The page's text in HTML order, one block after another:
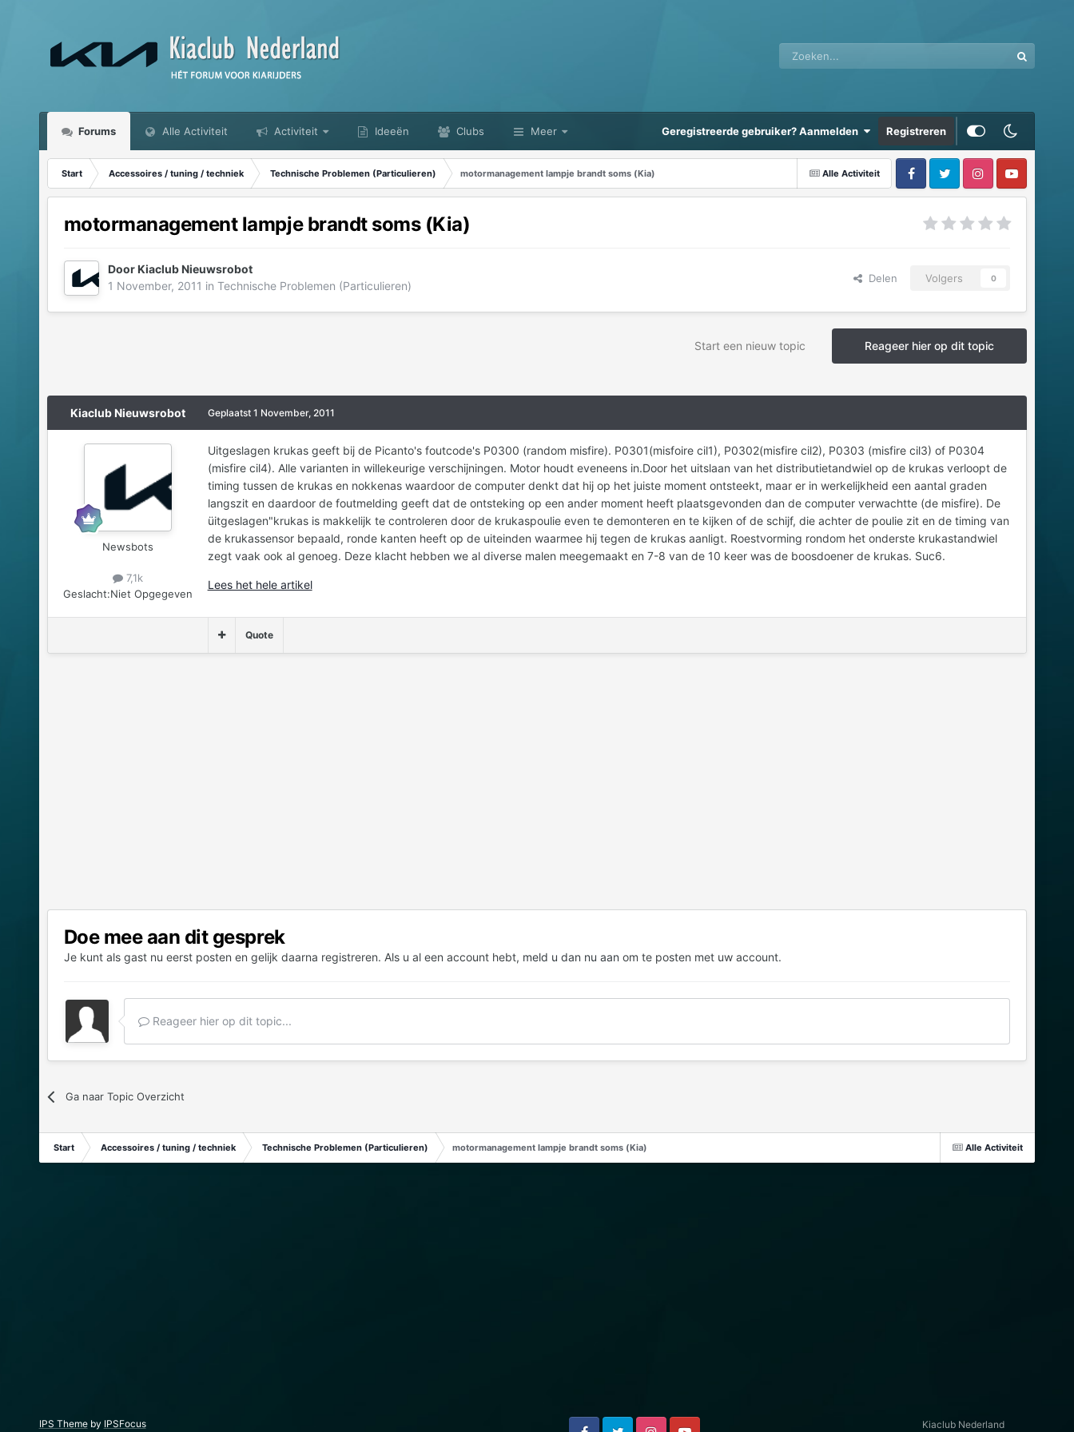
Forums Alle Activiteit Activiteit Ideeën Clubs Meer Geregistreerde gebruiker? Aanmelden Registreren
Alle Activiteit
Start Accessoires / tuning / techniek Technische Problemen (Particulieren) motormanagement lampje brandt soms (Kia)
motormanagement lampje brandt soms (Kia)
DoorKiaclub Nieuwsrobot
1 November, 2011 in Technische Problemen (Particulieren)
Delen Volgers 0
Reageer hier op dit topic
Start een nieuw topic
Kiaclub Nieuwsrobot
Newsbots
7,1k
Geslacht:Niet Opgegeven
Geplaatst 1 November, 2011
Uitgeslagen krukas geeft bij de Picanto's foutcode's P0300 (random misfire). P0301(misfoire cil1), P0302(misfire cil2), P0303 (misfire cil3) of P0304
(misfire cil4). Alle varianten in willekeurige verschijningen. Motor houdt eveneens in.Door het uitslaan van het distributietandwiel op de krukas verloopt de
timing tussen de krukas en nokkenas waardoor de computer denkt dat hij op het juiste moment ontsteekt, maar er in werkelijkheid een aantal graden
langszit en daardoor de foutmelding geeft dat de ontsteking op een ander moment heeft plaatsgevonden dan de computer verwachtte (de misfire). De
üitgeslagen"krukas is makkelijk te controleren door de krukaspoulie even te demonteren en te kijken of de schijf, die achter de poulie zit en de timing van
de krukassensor bepaald, ronde kanten heeft op de uiteinden waarmee hij tegen de krukas aanligt. Roestvorming rondom het onderste krukastandwiel
zegt vaak ook al genoeg. Deze klacht hebben we al diverse malen meegemaakt en 7-8 van de 10 keer was de boosdoener de krukas. Suc6.
Lees het hele artikel
Quote
Doe mee aan dit gesprek
Je kunt als gast nu eerst posten en gelijk daarna registreren. Als u al een account hebt, meld u dan nu aan om te posten met uw account.
Reageer hier op dit topic...
Ga naar Topic Overzicht
Alle Activiteit
Start Accessoires / tuning / techniek Technische Problemen (Particulieren) motormanagement lampje brandt soms (Kia)
IPS Themeby IPSFocus Kiaclub Nederland